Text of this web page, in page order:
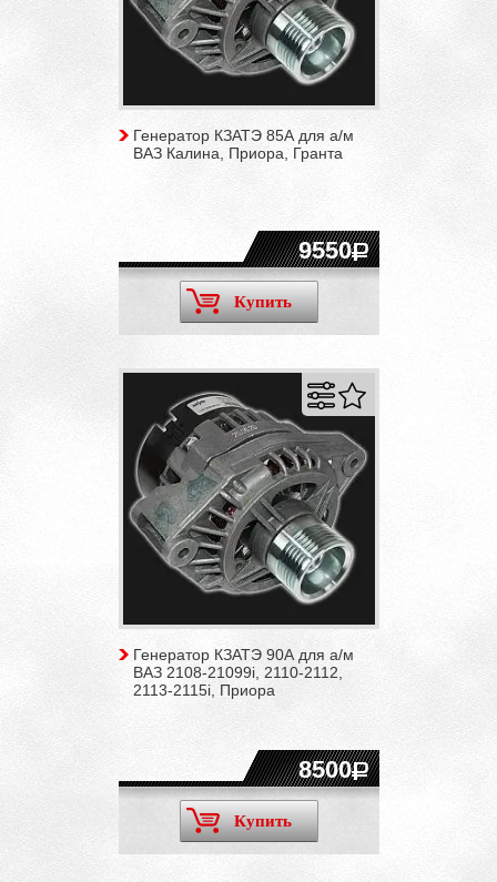
Генератор КЗАТЭ 85А для а/м
ВАЗ Калина, Приора, Гранта
9550
Купить
Генератор КЗАТЭ 90А для а/м
ВАЗ 2108-21099i, 2110-2112,
2113-2115i, Приора
8500
Купить